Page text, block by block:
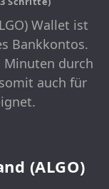
Wallet ist
Bankkontos.
Minuten durch
auch für
(ALGO)